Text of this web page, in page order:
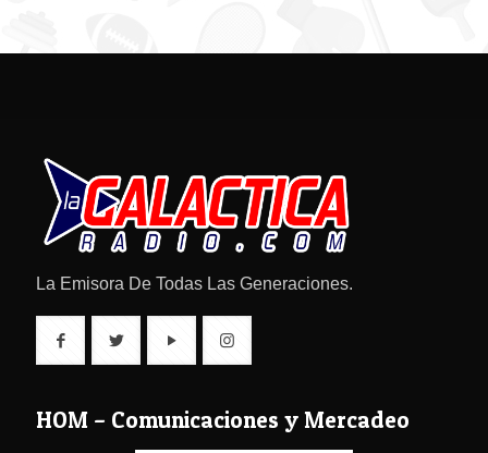
La Emisora De Todas Las Generaciones.
HOM – Comunicaciones y Mercadeo